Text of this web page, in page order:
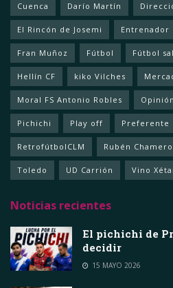
Cuenca Darío Martín
El Rincón de Josemi Entrenador
Fran Muñoz Fútbol Fútbol
Hellín CF kiko Vilches
Moral FS Antonio Robles Opinión
Pichichi Play off Preferente
RetrofútbolCLM Rubén Chamero
Toledo UD Carrión Vino
Noticias recientes
El pichichi de
decidir
15 MAYO 2026